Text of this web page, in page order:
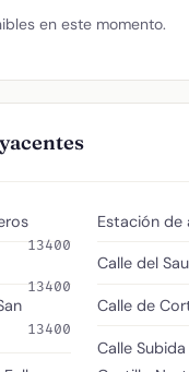
en este momento.
13400
13400
13400
Estación de
Calle del
Calle de
Calle Subida